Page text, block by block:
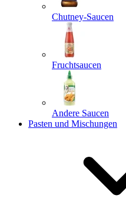
Chutney-Saucen
Fruchtsaucen
Andere Saucen
Pasten und Mischungen